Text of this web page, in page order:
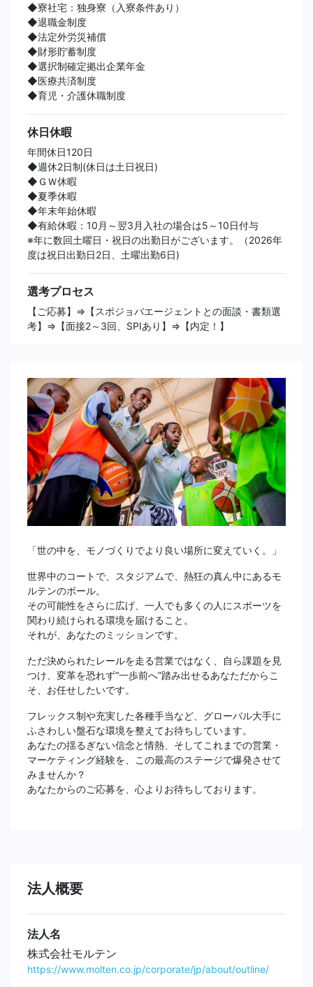
◆寮社宅：独身寮（入寮条件あり）
◆退職金制度
◆法定外労災補償
◆財形貯蓄制度
◆選択制確定拠出企業年金
◆医療共済制度
◆育児・介護休職制度
休日休暇
年間休日120日
◆週休2日制(休日は土日祝日)
◆ＧＷ休暇
◆夏季休暇
◆年末年始休暇
◆有給休暇：10月～翌3月入社の場合は5～10日付与
※年に数回土曜日・祝日の出勤日がございます。（2026年
度は祝日出勤日2日、土曜出勤6日)
選考プロセス
【ご応募】⇒【スポジョバエージェントとの面談・書類選
考】⇒【面接2～3回、SPIあり】⇒【内定！】
「世の中を、モノづくりでより良い場所に変えていく。」
世界中のコートで、スタジアムで、熱狂の真ん中にあるモ
ルテンのボール。
その可能性をさらに広げ、一人でも多くの人にスポーツを
関わり続けられる環境を届けること。
それが、あなたのミッションです。
ただ決められたレールを走る営業ではなく、自ら課題を見
つけ、変革を恐れず“一歩前へ”踏み出せるあなただからこ
そ、お任せしたいです。
フレックス制や充実した各種手当など、グローバル大手に
ふさわしい盤石な環境を整えてお待ちしています。
あなたの揺るぎない信念と情熱、そしてこれまでの営業・
マーケティング経験を、この最高のステージで爆発させて
みませんか？
あなたからのご応募を、心よりお待ちしております。
法人概要
法人名
株式会社モルテン
https://www.molten.co.jp/corporate/jp/about/outline/